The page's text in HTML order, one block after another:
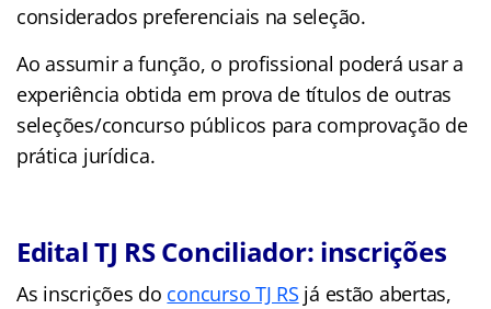
considerados preferenciais na seleção.
Ao assumir a função, o profissional poderá usar a
experiência obtida em prova de títulos de outras
seleções/concurso públicos para comprovação de
prática jurídica.
Edital TJ RS Conciliador: inscrições
As inscrições do concurso TJ RS já estão abertas,